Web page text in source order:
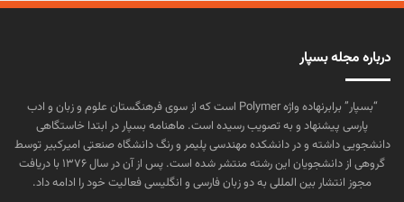
درباره مجله بسپار
“بسپار” برابرنهاده واژه Polymer است که از سوی فرهنگستان علوم و زبان و ادب
پارسی پیشنهاد و به تصویب رسیده است. ماهنامه بسپار در ابتدا خاستگاهی
دانشجویی داشته و در دانشکده مهندسی پلیمر و رنگ دانشگاه صنعتی امیرکبیر توسط
گروهی از دانشجویان این رشته منتشر شده است. پس از آن در سال ۱۳۷۶ با دریافت
مجوز انتشار بین المللی به دو زبان فارسی و انگلیسی فعالیت خود را ادامه داد.